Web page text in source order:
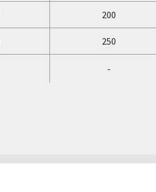
200
250
-